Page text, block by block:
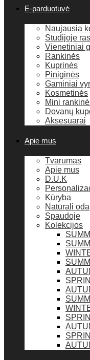
E-parduotuvė
Naujausia
Studijoje
Vienetiniai
Rankinės
Kuprinės
Piniginės
Gaminiai
Kosmetinės
Mini
Dovanų
Aksesuarai
Apie mus
Tvarumas
Apie mus
D.U.K
Kūryba
Natūrali oda
Spaudoje
Kolekcijos